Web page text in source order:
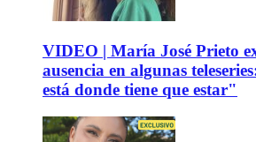
VIDEO | María José Prieto
ausencia en algunas
está donde tiene que estar"